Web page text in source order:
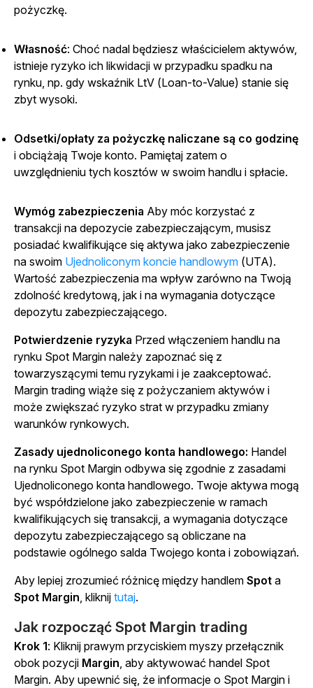
pożyczkę.
Własność: Choć nadal będziesz właścicielem aktywów,
istnieje ryzyko ich likwidacji w przypadku spadku na
rynku, np. gdy wskaźnik LtV (Loan-to-Value) stanie się
zbyt wysoki.
Odsetki/opłaty za pożyczkę naliczane są co godzinę
i obciążają Twoje konto. Pamiętaj zatem o
uwzględnieniu tych kosztów w swoim handlu i spłacie.
Wymóg zabezpieczenia Aby móc korzystać z
transakcji na depozycie zabezpieczającym, musisz
posiadać kwalifikujące się aktywa jako zabezpieczenie
na swoim Ujednoliconym koncie handlowym (UTA).
Wartość zabezpieczenia ma wpływ zarówno na Twoją
zdolność kredytową, jak i na wymagania dotyczące
depozytu zabezpieczającego.
Potwierdzenie ryzyka Przed włączeniem handlu na
rynku Spot Margin należy zapoznać się z
towarzyszącymi temu ryzykami i je zaakceptować.
Margin trading wiąże się z pożyczaniem aktywów i
może zwiększać ryzyko strat w przypadku zmiany
warunków rynkowych.
Zasady ujednoliconego konta handlowego: Handel
na rynku Spot Margin odbywa się zgodnie z zasadami
Ujednoliconego konta handlowego. Twoje aktywa mogą
być współdzielone jako zabezpieczenie w ramach
kwalifikujących się transakcji, a wymagania dotyczące
depozytu zabezpieczającego są obliczane na
podstawie ogólnego salda Twojego konta i zobowiązań.
Aby lepiej zrozumieć różnicę między handlem Spot a
Spot Margin, kliknij tutaj.
Jak rozpocząć Spot Margin trading
Krok 1: Kliknij prawym przyciskiem myszy przełącznik
obok pozycji Margin, aby aktywować handel Spot
Margin. Aby upewnić się, że informacje o Spot Margin i